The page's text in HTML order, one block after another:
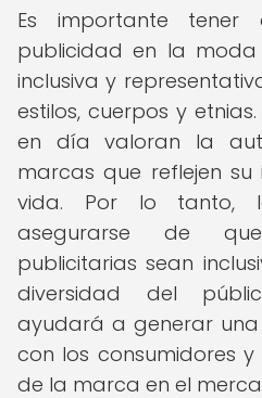
Es importante
publicidad en la
inclusiva y
estilos, cuerpos y
en día valoran la
marcas que reflejen
vida. Por lo tanto,
asegurarse de
publicitarias sean
diversidad del
ayudará a generar
con los consumidores
de la marca en el